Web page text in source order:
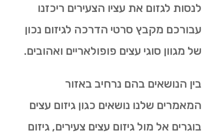
לנסות לגזום את עציו הצעירים ריכזנו
עבורכם מקבץ סרטי הדרכה לגיזום נכון
של מגוון סוגי עצים פופולאריים ואהובים.
בין הנושאים בהם נרחיב באזור
המאמרים שלנו נושאים כגון גיזום עצים
בוגרים אל מול גיזום עצים צעירים, גיזום